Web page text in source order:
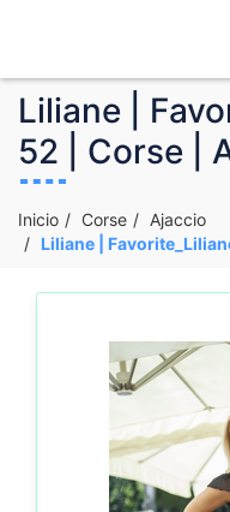
Liliane |
52 | Corse |
Inicio Corse
Ajaccio
Liliane |